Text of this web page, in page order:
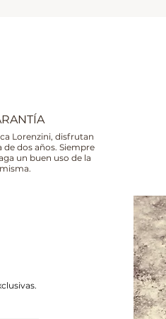
Lorenzini, disfrutan
de dos años. Siempre
un buen uso de la
misma.